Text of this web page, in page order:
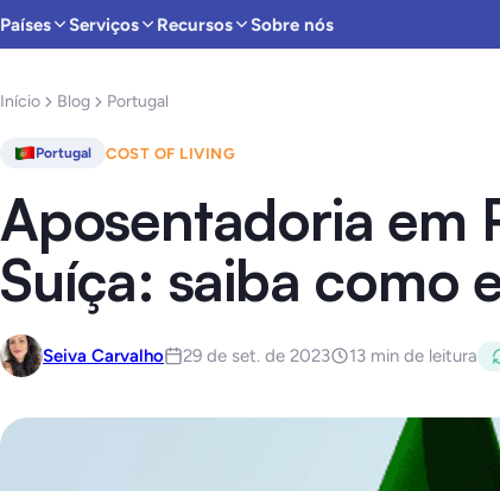
Países Serviços Recursos Sobre nós
Início Blog Portugal
Portugal COST OF LIVING
Aposentadoria em
Suíça: saiba como
Seiva Carvalho 29 de set. de 2023 13 min de leitura